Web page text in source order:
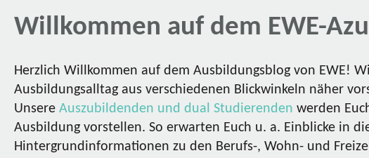
Willkommen auf dem EWE-
Herzlich Willkommen auf dem Ausbildungsblog von EWE!
Ausbildungsalltag aus verschiedenen Blickwinkeln näher
Unsere Auszubildenden und dual Studierenden werden
Ausbildung vorstellen. So erwarten Euch u. a. Einblicke in
Hintergrundinformationen zu den Berufs-, Wohn- und